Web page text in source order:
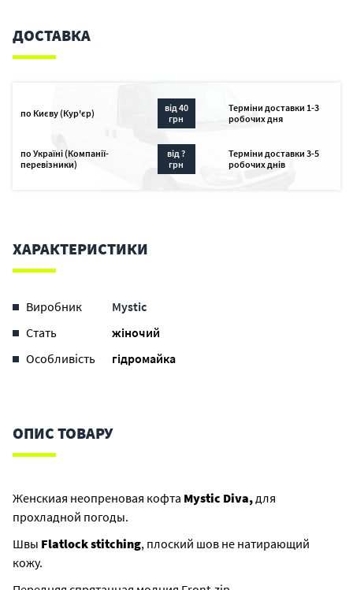
ДОСТАВКА
по Києву (Кур'єр)
від 40
грн
Терміни доставки 1-3
робочих дня
по Україні (Компанії-
перевізники)
від ?
грн
Терміни доставки 3-5
робочих днів
ХАРАКТЕРИСТИКИ
Виробник
Mystic
Стать
жіночий
Особливість
гідромайка
ОПИС ТОВАРУ
Женскиая неопреновая кофта Mystic Diva,для
прохладной погоды.
Швы Flatlock stitching, плоский шов не натирающий
кожу.